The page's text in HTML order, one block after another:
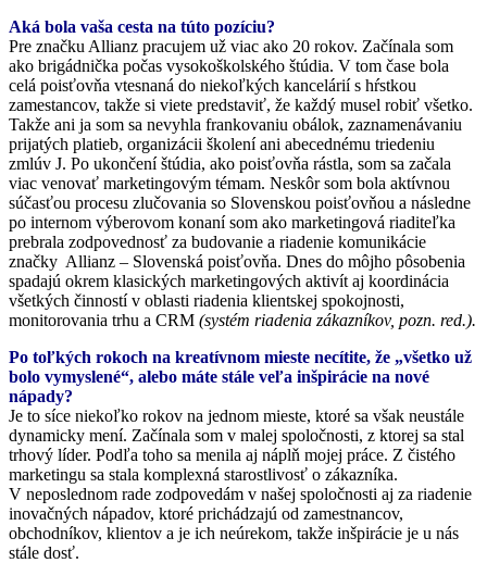
Aká bola vaša cesta na túto pozíciu?
Pre značku Allianz pracujem už viac ako 20 rokov. Začínala som
ako brigádnička počas vysokoškolského štúdia. V tom čase bola
celá poisťovňa vtesnaná do niekoľkých kancelárií s hŕstkou
zamestancov, takže si viete predstaviť, že každý musel robiť všetko.
Takže ani ja som sa nevyhla frankovaniu obálok, zaznamenávaniu
prijatých platieb, organizácii školení ani abecednému triedeniu
zmlúv J. Po ukončení štúdia, ako poisťovňa rástla, som sa začala
viac venovať marketingovým témam. Neskôr som bola aktívnou
súčasťou procesu zlučovania so Slovenskou poisťovňou a následne
po internom výberovom konaní som ako marketingová riaditeľka
prebrala zodpovednosť za budovanie a riadenie komunikácie
značky Allianz – Slovenská poisťovňa. Dnes do môjho pôsobenia
spadajú okrem klasických marketingových aktivít aj koordinácia
všetkých činností v oblasti riadenia klientskej spokojnosti,
monitorovania trhu a CRM (systém riadenia zákazníkov, pozn. red.).
Po toľkých rokoch na kreatívnom mieste necítite, že „všetko už
bolo vymyslené“, alebo máte stále veľa inšpirácie na nové
nápady?
Je to síce niekoľko rokov na jednom mieste, ktoré sa však neustále
dynamicky mení. Začínala som v malej spoločnosti, z ktorej sa stal
trhový líder. Podľa toho sa menila aj náplň mojej práce. Z čistého
marketingu sa stala komplexná starostlivosť o zákazníka.
V neposlednom rade zodpovedám v našej spoločnosti aj za riadenie
inovačných nápadov, ktoré prichádzajú od zamestnancov,
obchodníkov, klientov a je ich neúrekom, takže inšpirácie je u nás
stále dosť.